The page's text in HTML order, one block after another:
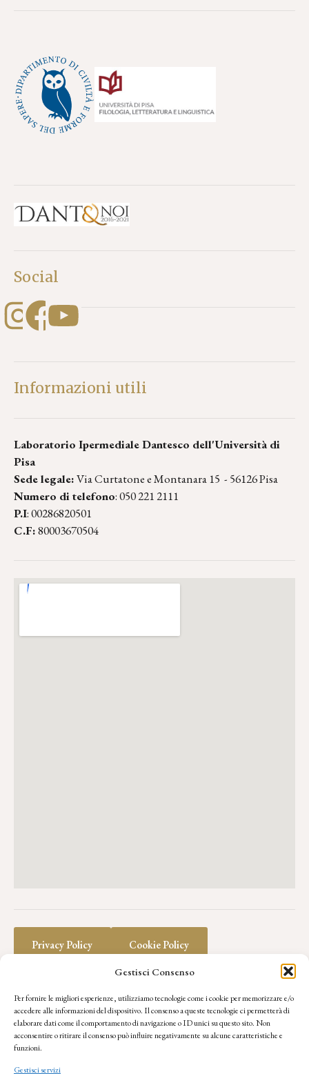
Gestisci Consenso
Per fornire le migliori esperienze, utilizziamo tecnologie come i cookie per memorizzare e/o
accedere alle informazioni del dispositivo. Il consenso a queste tecnologie ci permetterà di
elaborare dati come il comportamento di navigazione o ID unici su questo sito. Non
acconsentire o ritirare il consenso può influire negativamente su alcune caratteristiche e
funzioni.
Gestisci servizi
Social
Informazioni utili
Laboratorio Ipermediale Dantesco dell'Università di
Pisa
Sede legale:Via Curtatone e Montanara 15 - 56126 Pisa
Numero di telefono: 050 221 2111
P.I: 00286820501
C.F:80003670504
Privacy Policy Cookie Policy
Trasparenza